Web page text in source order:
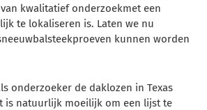
kwalitatief onderzoekmet een
te lokaliseren is. Laten we nu
kunnen worden
onderzoeker de daklozen in Texas
is natuurlijk moeilijk om een lijst te